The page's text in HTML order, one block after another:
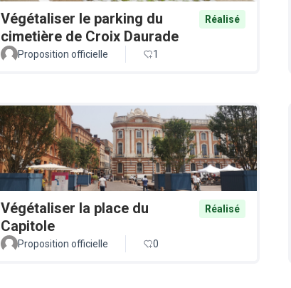
Végétaliser le parking du
cimetière de Croix Daurade
Réalisé
Proposition officielle 1
Végétaliser la place du
Capitole
Réalisé
Proposition officielle 0